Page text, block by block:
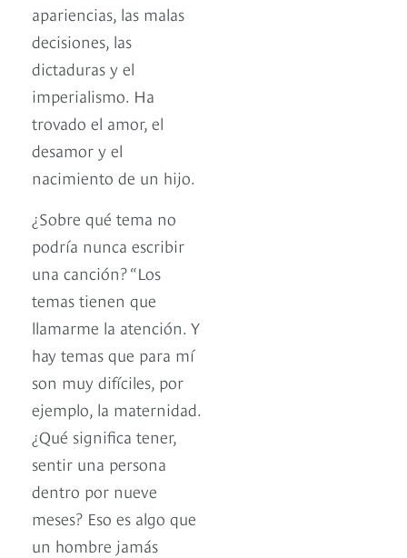
apariencias, las malas
decisiones, las
dictaduras y el
imperialismo. Ha
trovado el amor, el
desamor y el
nacimiento de un hijo.
¿Sobre qué tema no
podría nunca escribir
una canción? “Los
temas tienen que
llamarme la atención. Y
hay temas que para mí
son muy difíciles, por
ejemplo, la maternidad.
¿Qué significa tener,
sentir una persona
dentro por nueve
meses? Eso es algo que
un hombre jamás